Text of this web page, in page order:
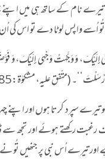
نام کے ساتھ ہی میں اپنے
تُو اُسے واپس لوٹا دے تو اس
وَ وَجَّہْتُ وَجْہِی إِلَیْکَ، وَ
(متّفق علیہ، مشکوٰۃ: 2385)
تیرے سپرد کرتا ہوں اور
رغبت رکھتے ہوئے اور تجھ
تیرے اُس نبی پر جنھیں تُو